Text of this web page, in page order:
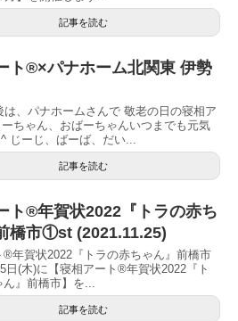
記事を読む
ト®︎×パナホーム北関東 伊勢
は、パナホームさんで 敬老の日の寝相ア
ちゃん、おばーちゃんいつまでも元気
じーじ、ばーば、だい...
記事を読む
ト®︎年賀状2022『トラの赤ち
橋市①st (2021.11.25)
®年賀状2022『トラの赤ちゃん』前橋市
(木)に【寝相アート®︎年賀状2022『ト
』前橋市】を...
記事を読む